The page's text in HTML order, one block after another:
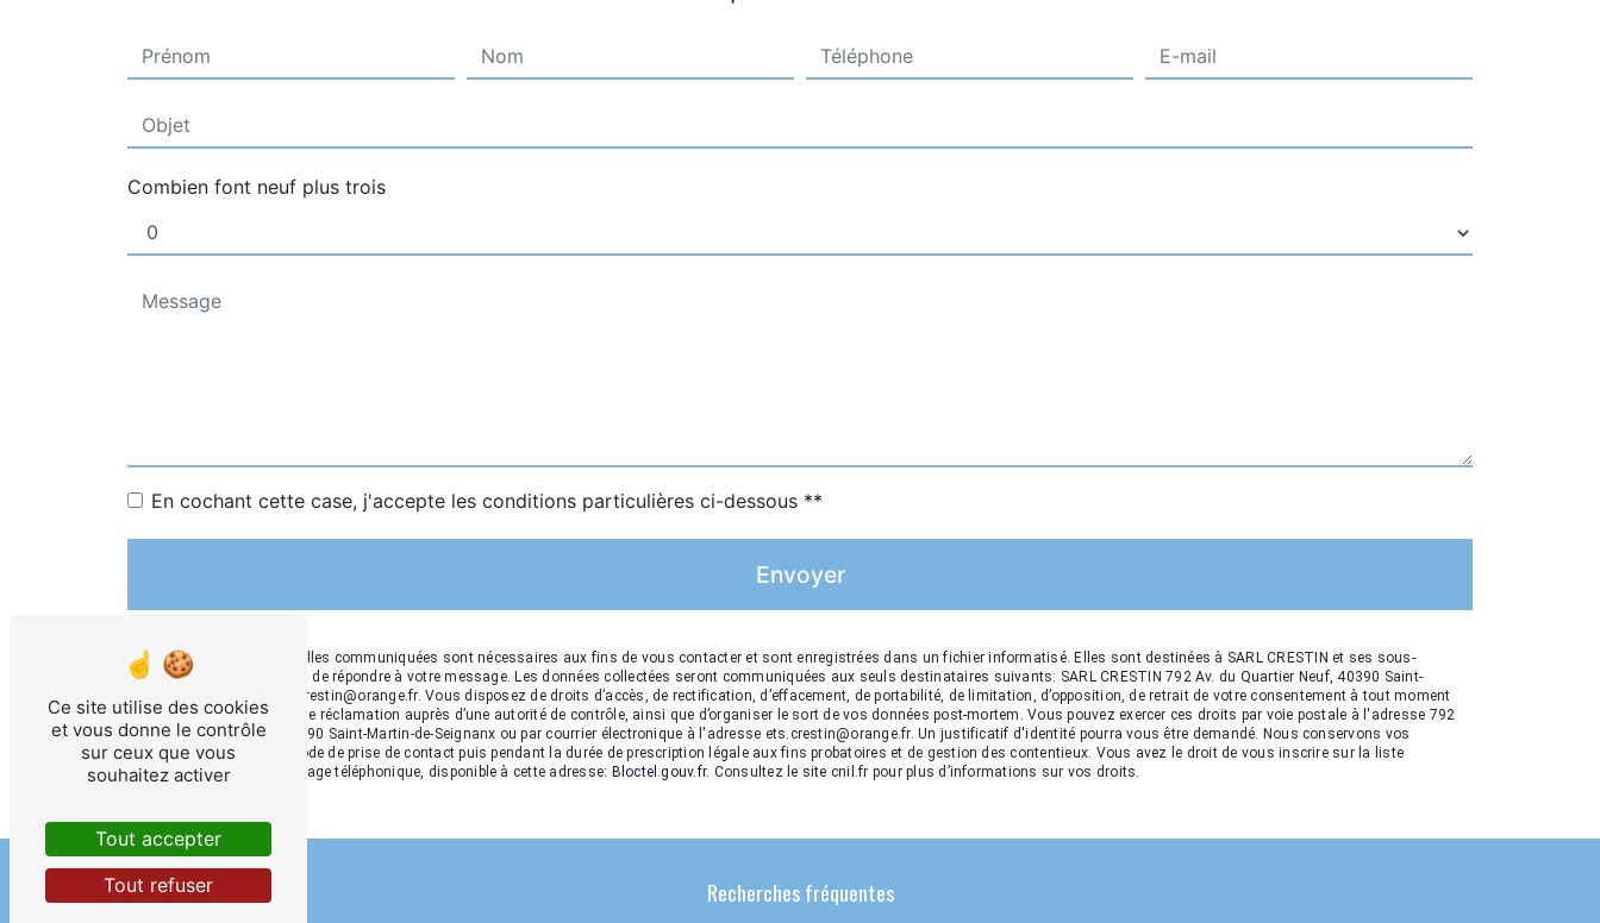
Combien font neuf plus trois
En cochant cette case, j'accepte les conditions particulières ci-dessous **
Envoyer
** Les données personnelles communiquées sont nécessaires aux fins de vous contacter et sont enregistrées dans un fichier informatisé. Elles sont destinées à SARL CRESTIN et ses sous-
traitants dans le seul but de répondre à votre message. Les données collectées seront communiquées aux seuls destinataires suivants: SARL CRESTIN 792 Av. du Quartier Neuf, 40390 Saint-
Martin-de-Seignanx ets.crestin@orange.fr. Vous disposez de droits d’accès, de rectification, d’effacement, de portabilité, de limitation, d’opposition, de retrait de votre consentement à tout moment
et du droit d’introduire une réclamation auprès d’une autorité de contrôle, ainsi que d’organiser le sort de vos données post-mortem. Vous pouvez exercer ces droits par voie postale à l'adresse 792
Av. du Quartier Neuf, 40390 Saint-Martin-de-Seignanx ou par courrier électronique à l'adresse ets.crestin@orange.fr. Un justificatif d'identité pourra vous être demandé. Nous conservons vos
données pendant la période de prise de contact puis pendant la durée de prescription légale aux fins probatoires et de gestion des contentieux. Vous avez le droit de vous inscrire sur la liste
d'opposition au démarchage téléphonique, disponible à cette adresse: Bloctel.gouv.fr. Consultez le site cnil.fr pour plus d’informations sur vos droits.
Recherches fréquentes
Ce site utilise des cookies
et vous donne le contrôle
sur ceux que vous
souhaitez activer
Tout accepter
Tout refuser